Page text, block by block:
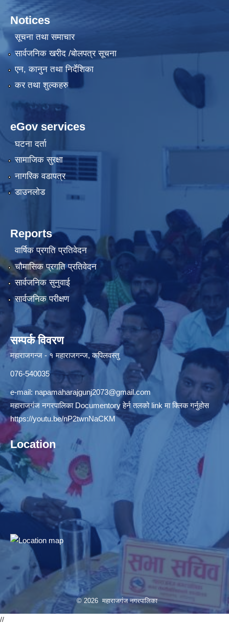
Notices
सूचना तथा समाचार
सार्वजनिक खरीद /बोलपत्र सूचना
एन, कानुन तथा निर्देशिका
कर तथा शुल्कहरु
eGov services
घटना दर्ता
सामाजिक सुरक्षा
नागरिक वडापत्र
डाउनलोड
Reports
वार्षिक प्रगति प्रतिवेदन
चौमासिक प्रगति प्रतिवेदन
सार्वजनिक सुनुवाई
सार्वजनिक परीक्षण
सम्पर्क विवरण
महाराजगन्ज - १ महाराजगन्ज, कपिलवस्तु
076-540035
e-mail: napamaharajgunj2073@gmail.com
महाराजगंज नगरपालिका Documentory हेर्न तलको link मा क्लिक गर्नुहोस
https://youtu.be/nP2twnNaCKM
Location
© 2026 महाराजगंज नगरपालिका
//